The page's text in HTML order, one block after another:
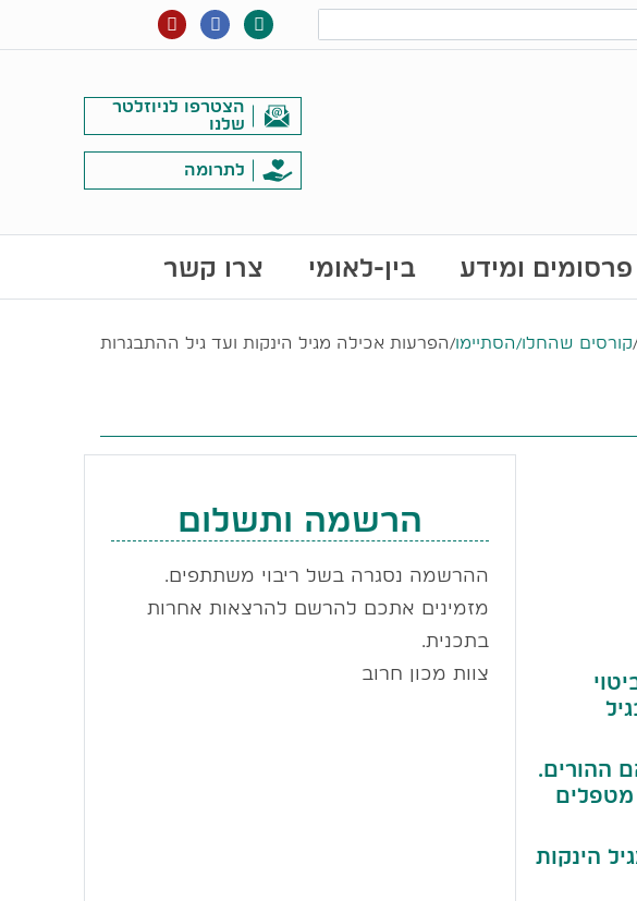
הצטרפו לניוזלטר
שלנו
לתרומה
פרסומים ומידע בין-לאומי צרו קשר
/קורסים שהחלו/הסתיימו/הפרעות אכילה מגיל הינקות ועד גיל ההתבגרות
ההורים.
הינקות
הרשמה ותשלום
ההרשמה נסגרה בשל ריבוי משתתפים.
מזמינים אתכם להרשם להרצאות אחרות
בתכנית.
צוות מכון חרוב